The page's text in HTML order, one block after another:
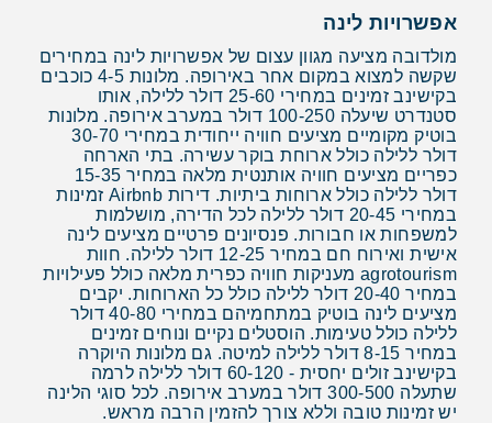
אפשרויות לינה
מולדובה מציעה מגוון עצום של אפשרויות לינה במחירים
שקשה למצוא במקום אחר באירופה. מלונות 4-5 כוכבים
בקישינב זמינים במחירי 25-60 דולר ללילה, אותו
סטנדרט שיעלה 100-250 דולר במערב אירופה. מלונות
בוטיק מקומיים מציעים חוויה ייחודית במחירי 30-70
דולר ללילה כולל ארוחת בוקר עשירה. בתי הארחה
כפריים מציעים חוויה אותנטית מלאה במחיר 15-35
דולר ללילה כולל ארוחות ביתיות. דירות Airbnb זמינות
במחירי 20-45 דולר ללילה לכל הדירה, מושלמות
למשפחות או חבורות. פנסיונים פרטיים מציעים לינה
אישית ואירוח חם במחיר 12-25 דולר ללילה. חוות
agrotourism מעניקות חוויה כפרית מלאה כולל פעילויות
במחיר 20-40 דולר ללילה כולל כל הארוחות. יקבים
מציעים לינה בוטיק במתחמיהם במחירי 40-80 דולר
ללילה כולל טעימות. הוסטלים נקיים ונוחים זמינים
במחיר 8-15 דולר ללילה למיטה. גם מלונות היוקרה
בקישינב זולים יחסית - 60-120 דולר ללילה לרמה
שתעלה 300-500 דולר במערב אירופה. לכל סוגי הלינה
יש זמינות טובה וללא צורך להזמין הרבה מראש.